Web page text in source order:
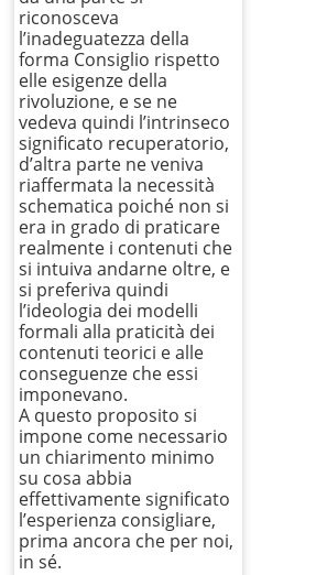
riconosceva
l’inadeguatezza della
forma Consiglio rispetto
elle esigenze della
rivoluzione, e se ne
vedeva quindi l’intrinseco
significato recuperatorio,
d’altra parte ne veniva
riaffermata la necessità
schematica poiché non si
era in grado di praticare
realmente i contenuti che
si intuiva andarne oltre, e
si preferiva quindi
l’ideologia dei modelli
formali alla praticità dei
contenuti teorici e alle
conseguenze che essi
imponevano.
A questo proposito si
impone come necessario
un chiarimento minimo
su cosa abbia
effettivamente significato
l’esperienza consigliare,
prima ancora che per noi,
in sé.